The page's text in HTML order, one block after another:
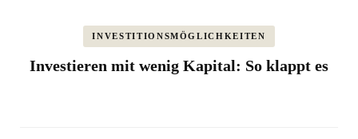
INVESTITIONSMÖGLICHKEITEN
Investieren mit wenig Kapital: So klappt es